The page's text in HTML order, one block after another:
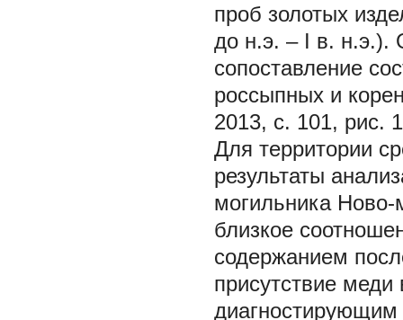
проб золотых
до н.э. – I в. н.э.).
сопоставление
россыпных и
2013, с. 101, рис.
Для территории
результаты
могильника
близкое
содержанием
присутствие
диагностирующим